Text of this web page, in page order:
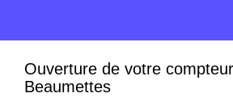
Ouverture de votre
Beaumettes